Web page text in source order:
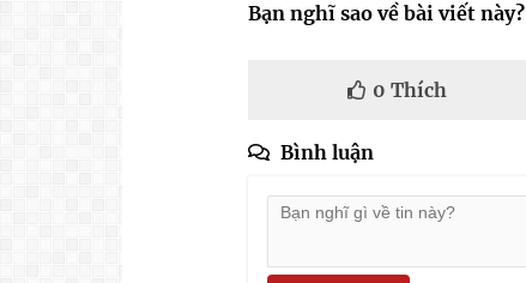
Bạn nghĩ sao về bài viết này?
0 Thích
Bình luận